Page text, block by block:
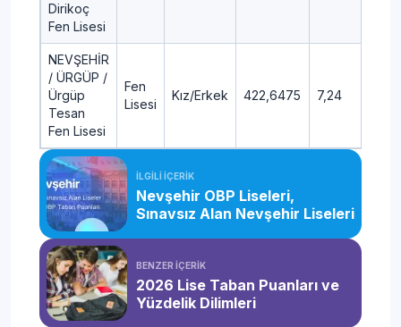
Dirikoç
Fen Lisesi
NEVŞEHİR
/ ÜRGÜP /
Ürgüp
Tesan
Fen Lisesi
Fen
Lisesi
Kız/Erkek 422,6475 7,24
İLGİLİ İÇERİK
Nevşehir OBP Liseleri,
Sınavsız Alan Nevşehir Liseleri
BENZER İÇERİK
2026 Lise Taban Puanları ve
Yüzdelik Dilimleri